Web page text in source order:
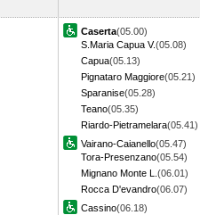
Caserta(05.00)
S.Maria Capua V.(05.08)
Capua(05.13)
Pignataro Maggiore(05.21)
Sparanise(05.28)
Teano(05.35)
Riardo-Pietramelara(05.41)
Vairano-Caianello(05.47)
Tora-Presenzano(05.54)
Mignano Monte L. (06.01)
Rocca D'evandro(06.07)
Cassino(06.18)